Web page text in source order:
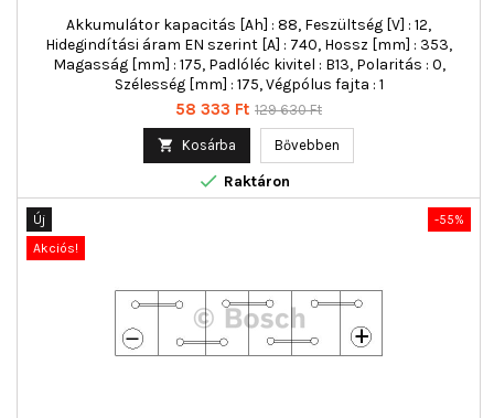
Akkumulátor kapacitás [Ah] : 88, Feszültség [V] : 12,
Hidegindítási áram EN szerint [A] : 740, Hossz [mm] : 353,
Magasság [mm] : 175, Padlóléc kivitel : B13, Polaritás : 0,
Szélesség [mm] : 175, Végpólus fajta : 1
Ár
58 333 Ft Normál
129 630 Ft
 Kosárba Bővebben
 Raktáron
-55%
Új
Akciós!